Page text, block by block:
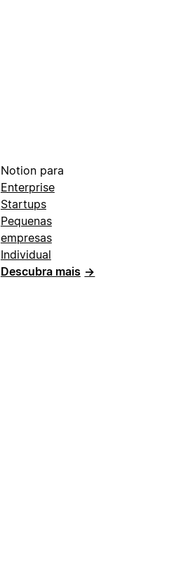
Notion para
Enterprise
Startups
Pequenas
empresas
Individual
Descubra mais →